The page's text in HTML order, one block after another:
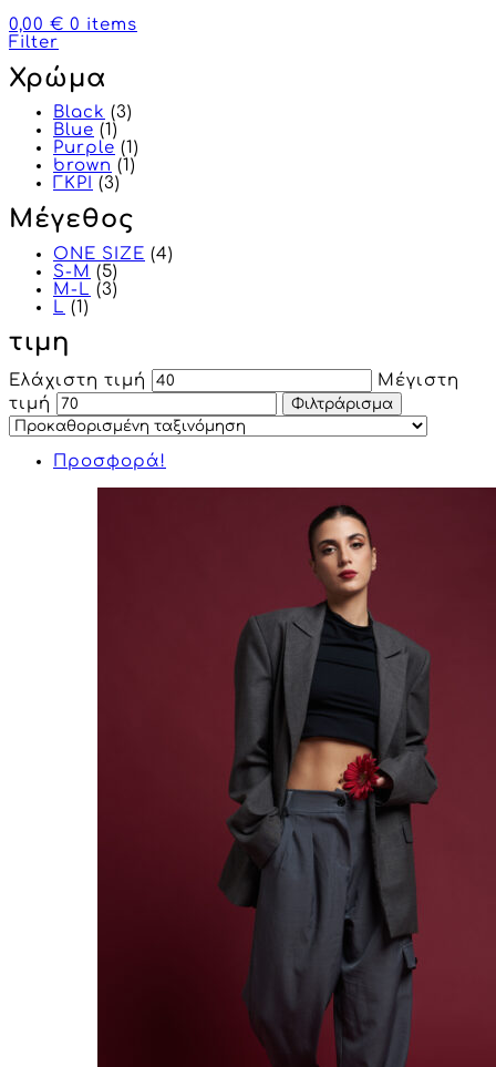
0,00 € 0 items
Filter
Χρώμα
Black (3)
Blue (1)
Purple (1)
brown (1)
ΓΚΡΙ (3)
Μέγεθος
ONE SIZE (4)
S-M (5)
M-L (3)
L (1)
τιμη
Ελάχιστη τιμή
Μέγιστη
τιμή
Φιλτράρισμα
Προσφορά!